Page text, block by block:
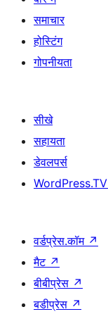
समाचार
होस्टिंग
गोपनीयता
सीखे
सहायता
डेवलपर्स
WordPress.TV
वर्डप्रेस.कॉम ↗
मैट ↗
बीबीप्रेस ↗
बडीप्रेस ↗